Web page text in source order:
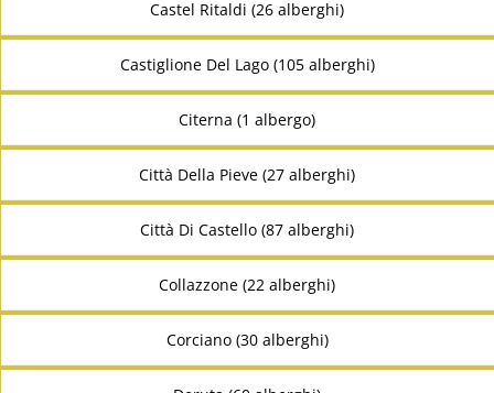
Castel Ritaldi (26 alberghi)
Castiglione Del Lago (105 alberghi)
Citerna (1 albergo)
Città Della Pieve (27 alberghi)
Città Di Castello (87 alberghi)
Collazzone (22 alberghi)
Corciano (30 alberghi)